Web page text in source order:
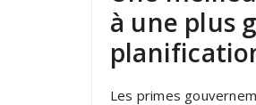
à une plus
Les primes